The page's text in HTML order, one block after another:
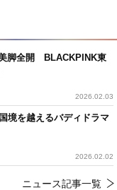
脚全開 BLACKPINK東
2026.02.03
境を越えるバディドラマ
2026.02.02
ニュース記事一覧